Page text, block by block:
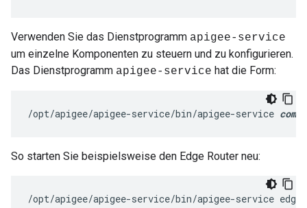
Verwenden Sie das Dienstprogramm apigee-service
um einzelne Komponenten zu steuern und zu konfigurieren.
Das Dienstprogramm apigee-service hat die Form:
/opt/apigee/apigee-service/bin/apigee-service
So starten Sie beispielsweise den Edge Router neu:
/opt/apigee/apigee-service/bin/apigee-service